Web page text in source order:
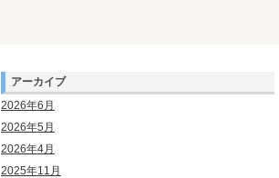
アーカイブ
2026年6月
2026年5月
2026年4月
2025年11月